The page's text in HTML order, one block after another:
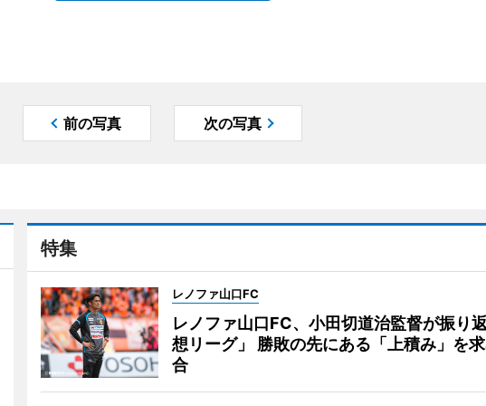
前の写真 次の写真
特集
レノファ山口FC
レノファ山口FC、小田切道治監督が振り
想リーグ」 勝敗の先にある「上積み」を
合